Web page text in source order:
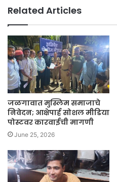
Related Articles
जळगावात मुस्लिम समाजाचे
निवेदन; आक्षेपार्ह सोशल मीडिया
पोस्टवर कारवाईची मागणी
June 25, 2026